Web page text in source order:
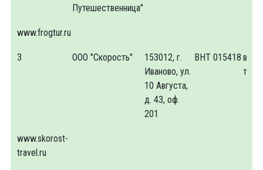
Путешественница"
www.frogtur.ru
3 ООО "Скорость"
153012, г.
Иваново, ул.
10 Августа,
д. 43, оф.
201
ВНТ 015418
www.skorost-
travel.ru